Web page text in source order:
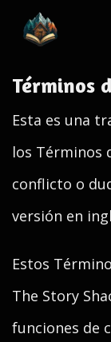
Términos
Esta es una
los Términos
conflicto o
versión en
Estos
The Story
funciones de